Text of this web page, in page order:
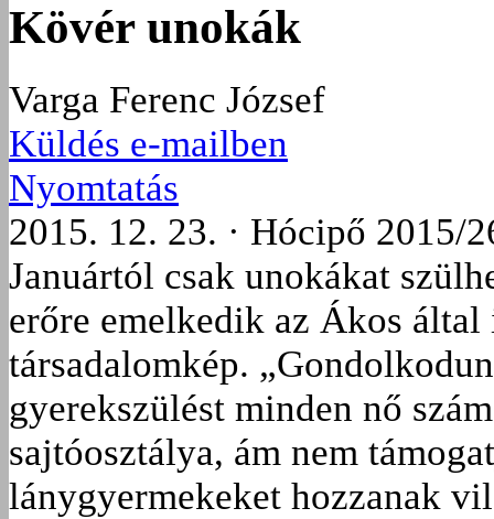
Kövér unokák
Varga Ferenc József
Küldés e-mailben
Nyomtatás
2015. 12. 23. · Hócipő 2015/
Januártól csak unokákat
erőre emelkedik az Ákos
társadalomkép.
gyerekszülést minden nő
sajtóosztálya, ám nem
lánygyermekeket hozzanak